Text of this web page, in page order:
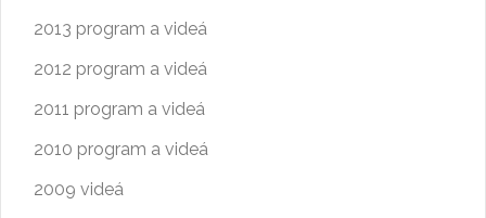
2013 program a videá
2012 program a videá
2011 program a videá
2010 program a videá
2009 videá